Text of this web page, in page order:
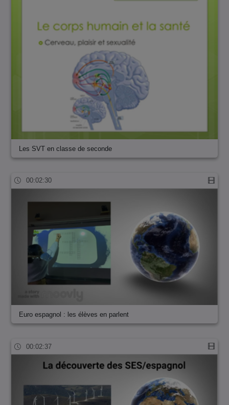
Les SVT en classe de seconde
00:02:30
Euro espagnol : les élèves en parlent
00:02:37